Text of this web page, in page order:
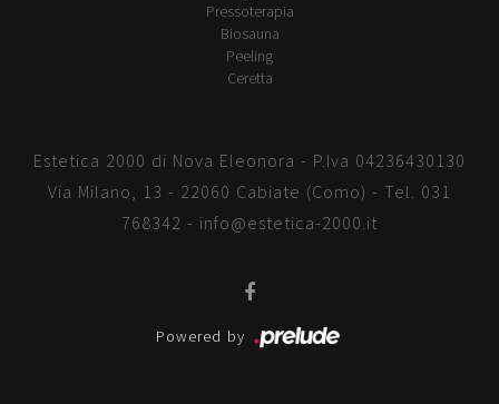
Pressoterapia
Biosauna
Peeling
Ceretta
Estetica 2000 di Nova Eleonora - P.Iva 04236430130
Via Milano, 13 - 22060 Cabiate (Como) - Tel. 031
768342 - info@estetica-2000.it
Powered by